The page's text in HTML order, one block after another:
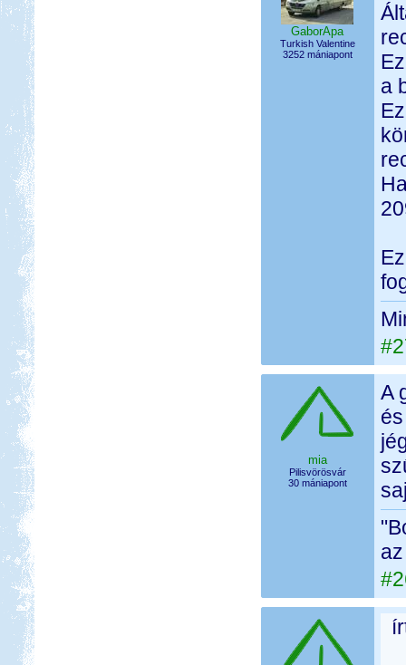
GaborApa
Turkish Valentine
3252 mániapont
a
mia
Pilisvörösvár
30 mániapont
A